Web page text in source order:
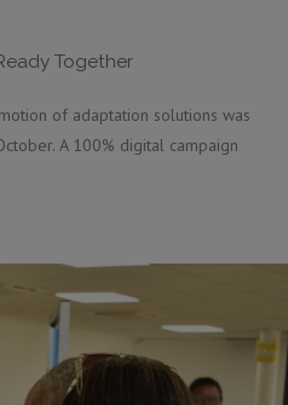
Together
of adaptation solutions was
A 100% digital campaign